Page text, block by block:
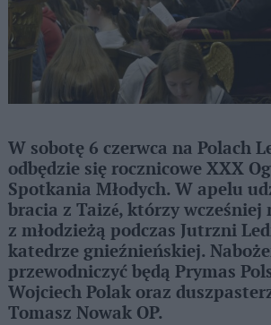
W sobotę 6 czerwca na Polach
odbędzie się rocznicowe XXX
Spotkania Młodych. W apelu
bracia z Taizé, którzy wcześniej
z młodzieżą podczas Jutrzni
katedrze gnieźnieńskiej.
przewodniczyć będą Prymas
Wojciech Polak oraz
Tomasz Nowak OP.